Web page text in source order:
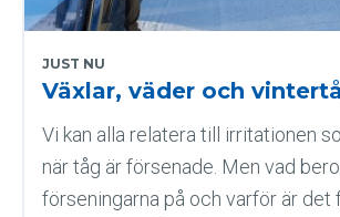
JUST NU
Växlar, väder och
Vi kan alla relatera till irritationen
när tåg är försenade. Men vad
förseningarna på och varför är det